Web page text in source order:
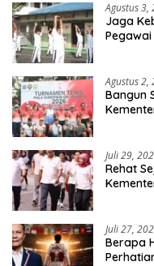
Agustus 3,
Jaga
Agustus 2,
Bangun
Juli 29,
Rehat
Juli 27,
Berapa